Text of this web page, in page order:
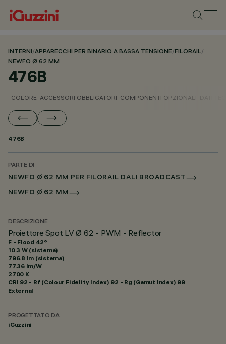
INTERNI/APPARECCHI PER BINARIO A BASSA TENSIONE/FILORAIL/
NEWFO Ø 62 MM
476B
COLORE ACCESSORI OBBLIGATORI COMPONENTI OPZIONALI
476B
PARTE DI
NEWFO Ø 62 MM PER FILORAIL DALI BROADCAST
NEWFO Ø 62 MM
DESCRIZIONE
Proiettore Spot LV Ø 62 - PWM - Reflector
F - Flood 42°
10.3 W (sistema)
796.8 lm (sistema)
77.36 lm/W
2700 K
CRI 92 - Rf (Colour Fidelity Index) 92 - Rg (Gamut Index) 99
External
PROGETTATO DA
iGuzzini